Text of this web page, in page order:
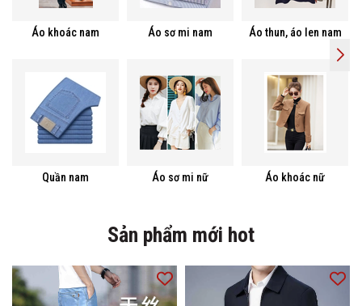
Áo khoác nam Áo sơ mi nam Áo thun, áo len nam
Quần nam Áo sơ mi nữ Áo khoác nữ
Sản phẩm mới hot